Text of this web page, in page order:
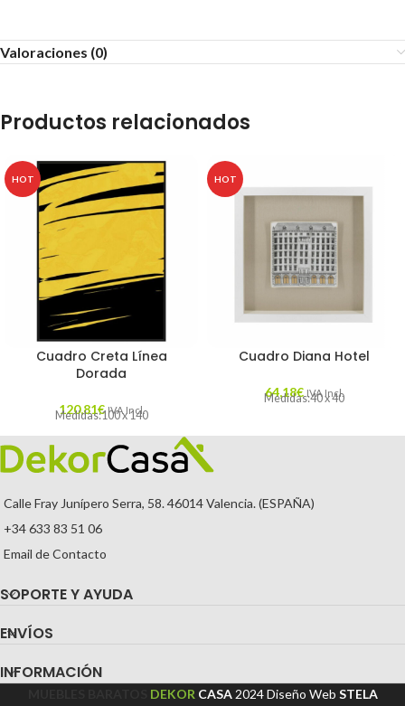
Valoraciones (0)
Productos relacionados
HOT
Cuadro Creta Línea
Dorada
120,81€ IVA Incl.
Medidas:100 x 140
HOT
Cuadro Diana Hotel
64,18€ IVA Incl.
Medidas:40 x 40
Calle Fray Junípero Serra, 58. 46014 Valencia. (ESPAÑA)
+34 633 83 51 06
Email de Contacto
SOPORTE Y AYUDA
ENVÍOS
INFORMACIÓN
DEKOR CASA 2024Diseño Web STELA